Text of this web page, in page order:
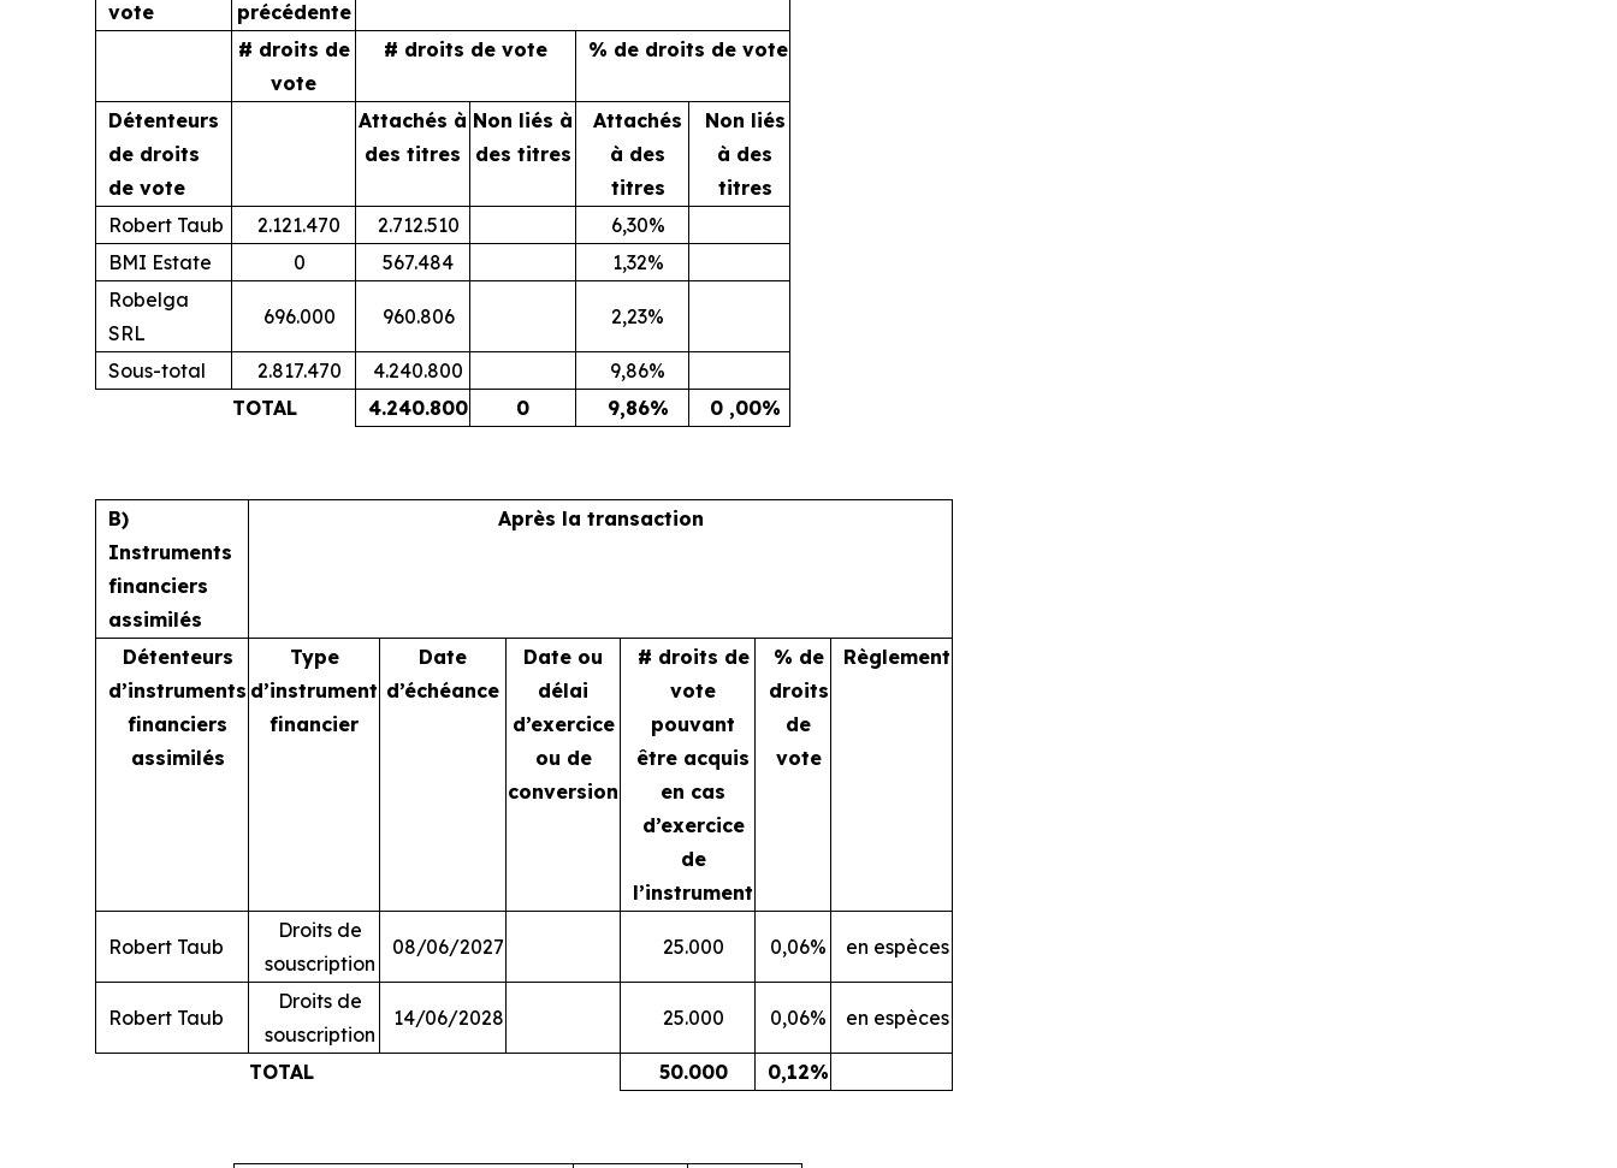
vote
précédente
# droits de
vote
# droits de vote % de droits de vote
Détenteurs
de droits
de vote
Attachés à
des titres
Non liés à
des titres
Attachés
à des
titres
Non liés
à des
titres
Robert Taub
2.121.470 2.712.510
6,30%
BMI Estate
0 567.484
1,32%
Robelga
SRL
696.000 960.806 2,23%
Sous-total 2.817.470 4.240.800
9,86%
TOTAL
4.240.800 0 9,86% 0 ,00%
B)
Instruments
financiers
assimilés
Après la transaction
Détenteurs
d’instruments
financiers
assimilés
Type
d’instrument
financier
Date
d’échéance
Date ou
délai
d’exercice
ou de
conversion
# droits de
vote
pouvant
être acquis
en cas
d’exercice
de
l’instrument
% de
droits
de
vote
Règlement
Robert Taub
Droits de
souscription
08/06/2027 25.000 0,06% en espèces
Robert Taub
Droits de
souscription
14/06/2028 25.000 0,06% en espèces
TOTAL 50.000 0,12%